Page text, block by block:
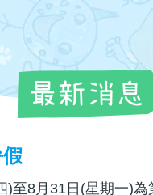
)至8月31日(星期一)